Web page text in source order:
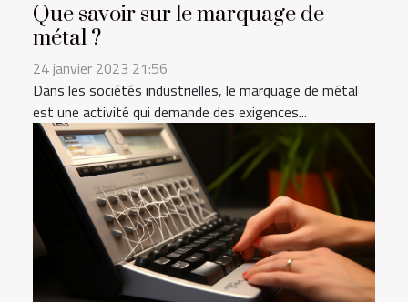
Que savoir sur le marquage de
métal ?
24 janvier 2023 21:56
Dans les sociétés industrielles, le marquage de métal
est une activité qui demande des exigences...